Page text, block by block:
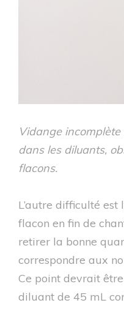
Vidange
dans les diluants,
flacons.
L’autre difficulté
flacon en fin de
retirer la bonne
correspondre aux
Ce point devrait
diluant de 45 mL